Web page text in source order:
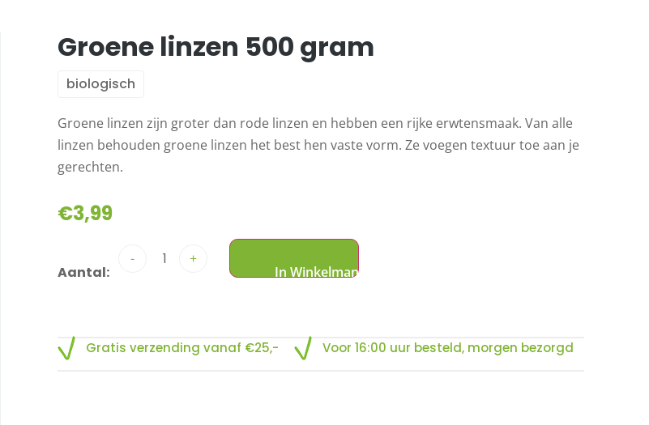
Groene linzen 500 gram
biologisch
Groene linzen zijn groter dan rode linzen en hebben een rijke erwtensmaak. Van alle
linzen behouden groene linzen het best hen vaste vorm. Ze voegen textuur toe aan je
gerechten.
€3,99
- +
Gratis verzending vanaf €25,- Voor 16:00 uur besteld, morgen bezorgd